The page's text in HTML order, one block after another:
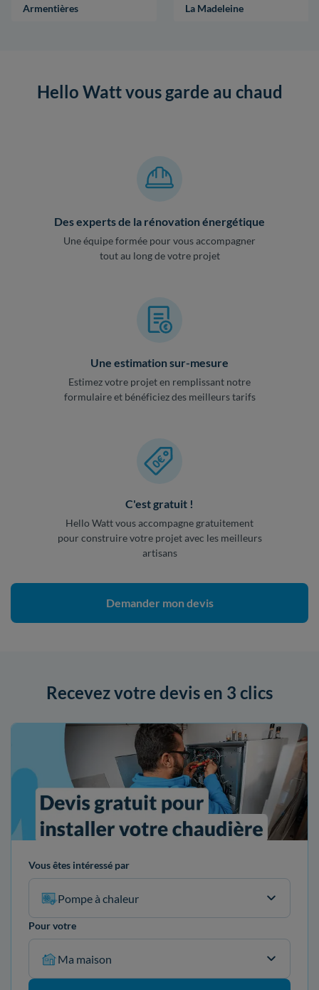
Armentières La Madeleine
Hello Watt vous garde au chaud
Des experts de la rénovation énergétique
Une équipe formée pour vous accompagner
tout au long de votre projet
Une estimation sur-mesure
Estimez votre projet en remplissant notre
formulaire et bénéficiez des meilleurs tarifs
C'est gratuit !
Hello Watt vous accompagne gratuitement
pour construire votre projet avec les meilleurs
artisans
Demander mon devis
Recevez votre devis en 3 clics
Vous êtes intéressé par
Pompe à chaleur
Pour votre
Ma maison